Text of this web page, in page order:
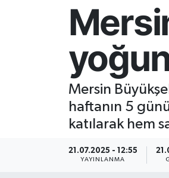
Mersin
haftanın 5
katılarak hem
21.07.2025 - 12:55
YAYINLANMA
Resmi İlan